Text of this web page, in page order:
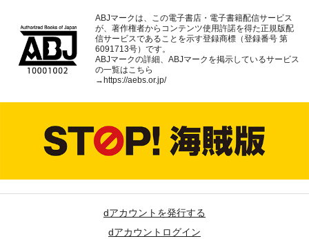
ABJマークは、この電子書店・電子書籍配信サービス
が、著作権者からコンテンツ使用許諾を得た正規版配
信サービスであることを示す登録商標（登録番号 第
6091713号）です。
ABJマークの詳細、ABJマークを掲示しているサービス
の一覧はこちら
→ https://aebs.or.jp/
dアカウントを発行する
dアカウントログイン